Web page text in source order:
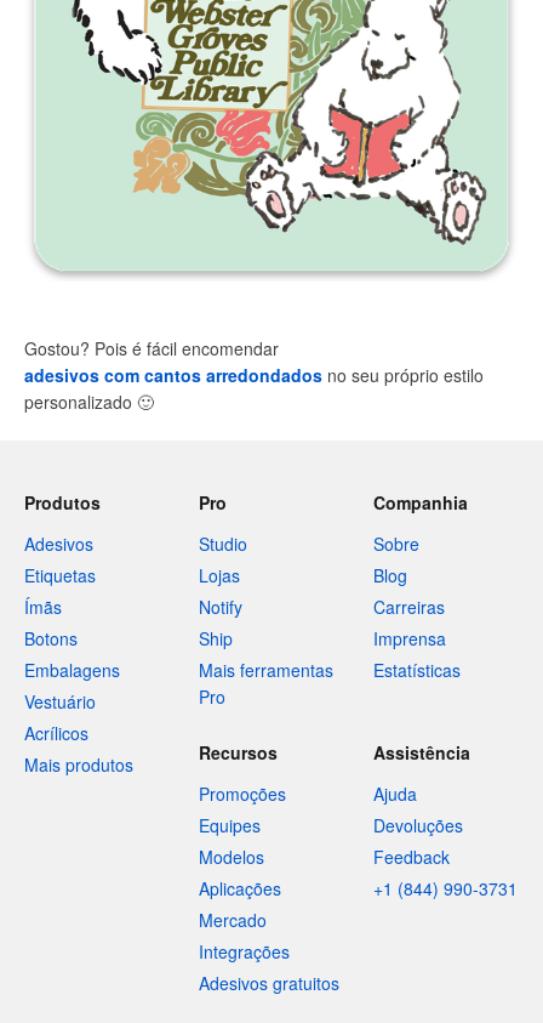
Gostou? Pois é fácil encomendar
adesivos com cantos arredondados no seu próprio estilo
personalizado 🙂
Produtos
Adesivos
Etiquetas
Ímãs
Botons
Embalagens
Vestuário
Acrílicos
Mais produtos
Pro
Studio
Lojas
Notify
Ship
Mais ferramentas
Pro
Companhia
Sobre
Blog
Carreiras
Imprensa
Estatísticas
Recursos
Promoções
Equipes
Modelos
Aplicações
Mercado
Integrações
Adesivos gratuitos
Assistência
Ajuda
Devoluções
Feedback
+1 (844) 990-3731